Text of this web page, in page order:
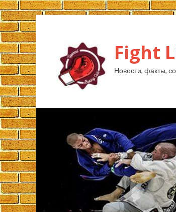
Fight
Новости, факты,